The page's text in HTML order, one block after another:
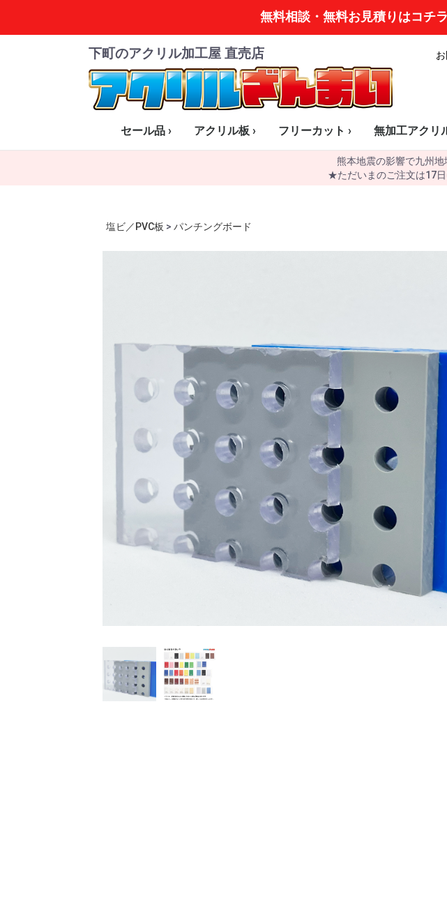
無料相談・無料お見積りはコチ
下町のアクリル加工屋 直売店
セール品 › アクリル板 ›
透明板 フリーカット
透明板 無加工大判
透明板 1mm厚
透明板 1.5mm厚
透明板 2mm厚
透明板 3mm厚
透明板 4mm厚
透明板 5mm厚
透明板 8mm厚
透明板 10mm厚
透明板 15mm厚
透明板 20mm厚
UV印刷用
ミラー板 2mm厚
ミラー板 3mm厚
ミラー板 5mm厚
カラー板 2mm厚
カラー板 3mm厚
カラー板 4mm厚
カラー板 5mm厚
カラー板 8mm厚
カラー板 10mm厚
ラメ
ホログラム・オーロラ
雲柄 (ミュアシリーズ)
蓄光
フリーカット › 無加工アクリ
サブロク
メーター
定尺
熊本地震の影響で九州
★ただいまのご注文は17
塩ビ／PVC板 > パンチングボード